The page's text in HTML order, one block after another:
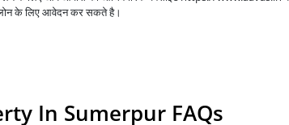
के लिए आवेदन कर सकते है।
In Sumerpur FAQs